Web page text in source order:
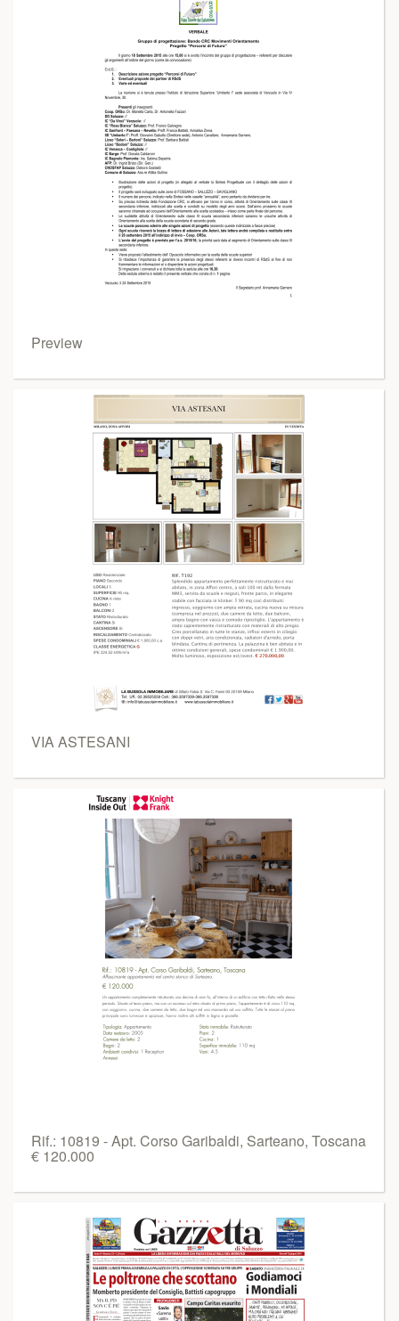
Preview
VIA ASTESANI
Rif.: 10819 - Apt. Corso Garibaldi, Sarteano, Toscana
€ 120.000